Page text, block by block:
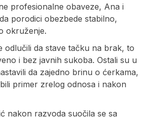
profesionalne obaveze, Ana i
porodici obezbede stabilno,
okruženje.
odlučili da stave tačku na brak, to
i bez javnih sukoba. Ostali su u
da zajedno brinu o ćerkama,
primer zrelog odnosa i nakon
nakon razvoda suočila se sa